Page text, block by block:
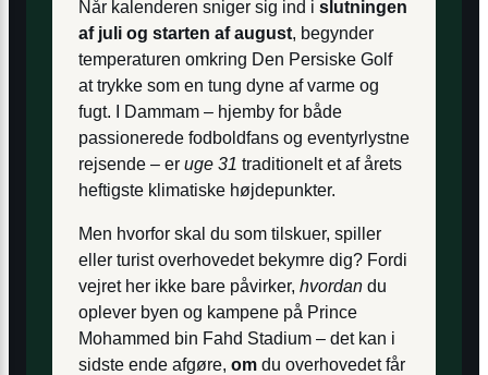
Når kalenderen sniger sig ind i slutningen
af juli og starten af august, begynder
temperaturen omkring Den Persiske Golf
at trykke som en tung dyne af varme og
fugt. I Dammam – hjemby for både
passionerede fodboldfans og eventyrlystne
rejsende – er uge 31 traditionelt et af årets
heftigste klimatiske højdepunkter.
Men hvorfor skal du som tilskuer, spiller
eller turist overhovedet bekymre dig? Fordi
vejret her ikke bare påvirker, hvordan du
oplever byen og kampene på Prince
Mohammed bin Fahd Stadium – det kan i
sidste ende afgøre, om du overhovedet får